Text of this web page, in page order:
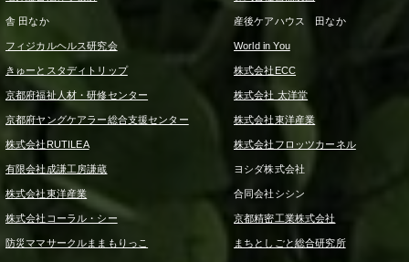
舎 田なか 産後ケアハウス 田なか
フィジカルヘルス研究会 World in You
きゅーとスタディトリップ 株式会社ECC
京都府福祉人材・研修センター 株式会社 太洋堂
京都府ヤングケアラー総合支援センター 株式会社東洋産業
株式会社RUTILEA 株式会社フロッツカーネル
有限会社成謙工房謙蔵 ヨシダ株式会社
株式会社東洋産業 合同会社シシン
株式会社コーラル・シー 京都精密工業株式会社
防災ママサークルままもりっこ まちとしごと総合研究所